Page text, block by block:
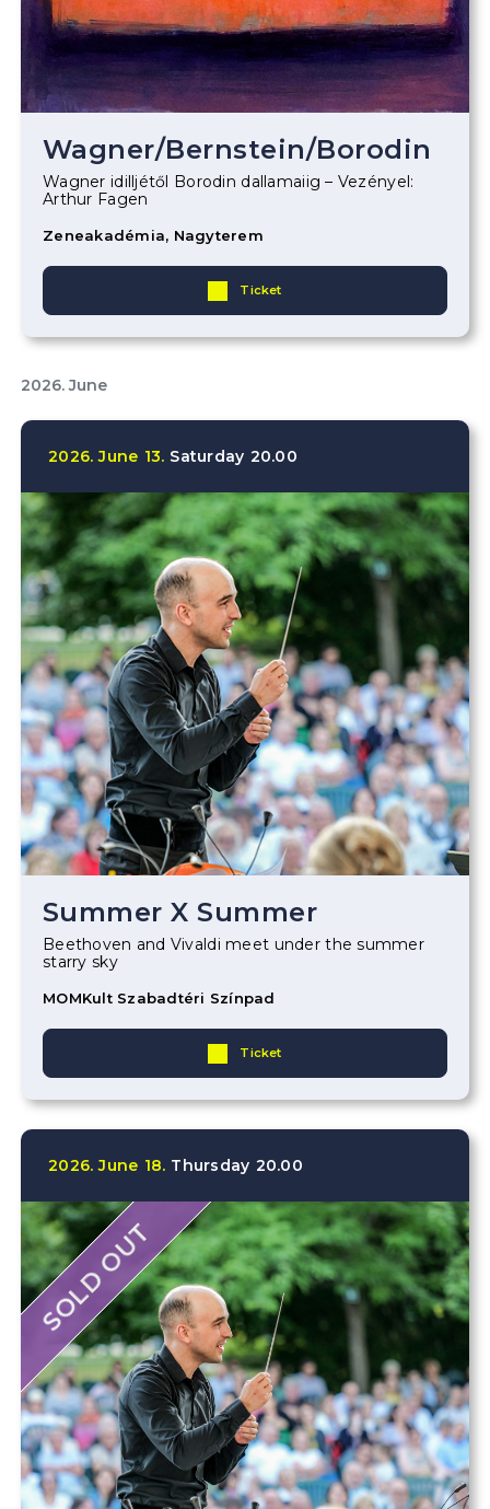
Wagner/Bernstein/Borodin
Wagner idilljétől Borodin dallamaiig – Vezényel:
Arthur Fagen
Zeneakadémia, Nagyterem
Ticket
2026. June
2026. June 13. Saturday 20.00
Summer X Summer
Beethoven and Vivaldi meet under the summer
starry sky
MOMKult Szabadtéri Színpad
Ticket
2026. June 18. Thursday 20.00
SOLD OUT